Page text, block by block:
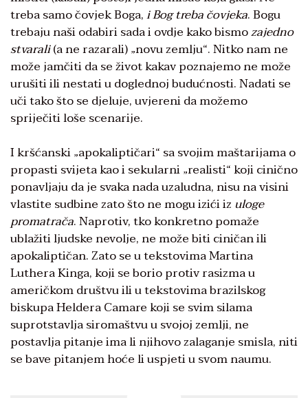
treba samo čovjek Boga,i Bog treba čovjeka. Bogu
trebaju naši odabiri sada i ovdje kako bismozajedno
stvarali(a ne razarali) „novu zemlju“. Nitko nam ne
može jamčiti da se život kakav poznajemo ne može
urušiti ili nestati u doglednoj budućnosti. Nadati se
uči tako što se djeluje, uvjereni da možemo
spriječiti loše scenarije.
I kršćanski „apokaliptičari“ sa svojim maštarijama o
propasti svijeta kao i sekularni „realisti“ koji cinično
ponavljaju da je svaka nada uzaludna, nisu na visini
vlastite sudbine zato što ne mogu izići iz uloge
promatrača. Naprotiv, tko konkretno pomaže
ublažiti ljudske nevolje, ne može biti ciničan ili
apokaliptičan. Zato se u tekstovima Martina
Luthera Kinga, koji se borio protiv rasizma u
američkom društvu ili u tekstovima brazilskog
biskupa Heldera Camare koji se svim silama
suprotstavlja siromaštvu u svojoj zemlji, ne
postavlja pitanje ima li njihovo zalaganje smisla, niti
se bave pitanjem hoće li uspjeti u svom naumu.